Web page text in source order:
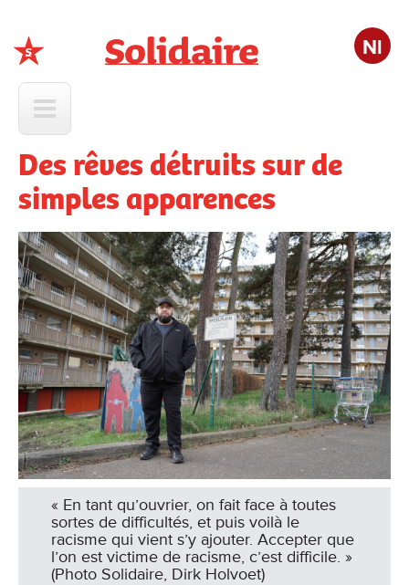
Nl
Des rêves détruits sur de
simples apparences
« En tant qu’ouvrier, on fait face à toutes
sortes de difficultés, et puis voilà le
racisme qui vient s’y ajouter. Accepter que
l’on est victime de racisme, c’est difficile. »
(Photo Solidaire, Dirk Holvoet)